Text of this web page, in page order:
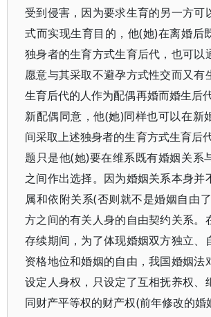
受到侵害，因为要求生育的另一方可
式而实现生育目的，他(她)在离婚后
独身者的生育方式生育后代，也可以
愿意与其采取不避孕方式性交而又有
生育后代的人作为配偶再婚而婚生后
新配偶同意，他(她)同样也可以在新
间采取上述独身者的生育方式生育后
题只是他(她)要在维系既有婚姻关系
之间作出选择。因为婚姻关系本身并
属和依附关系(否则就不是婚姻自由
方之间的有关人身的自由契约关系。
存续期间，为了体现婚姻双方独立、
资格地位和婚姻的自由，我国婚姻法
设定人身权，只设定了互相抚养权、
同财产平等权的财产权(前年修改的婚